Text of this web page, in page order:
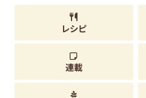
レシピ
連載